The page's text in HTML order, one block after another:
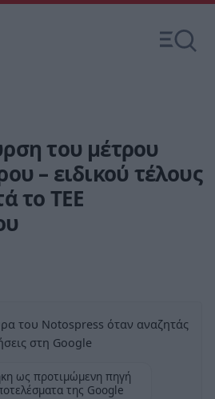
του μέτρου
– ειδικού τέλους
το ΤΕΕ
του Notospress όταν αναζητάς
στη Google
ως προτιμώμενη πηγή
της Google